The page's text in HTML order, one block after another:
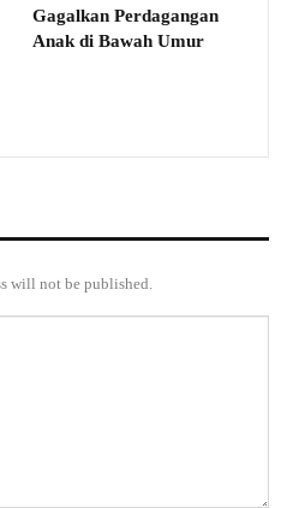
Gagalkan Perdagangan
Anak di Bawah Umur
will not be published.